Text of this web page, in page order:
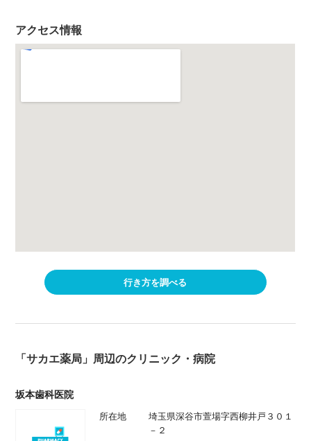
アクセス情報
行き方を調べる
「サカエ薬局」周辺のクリニック・病院
坂本歯科医院
所在地
埼玉県深谷市萱場字西柳井戸３０１
－２